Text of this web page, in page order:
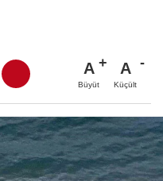
A
Büyüt
A
Küçült